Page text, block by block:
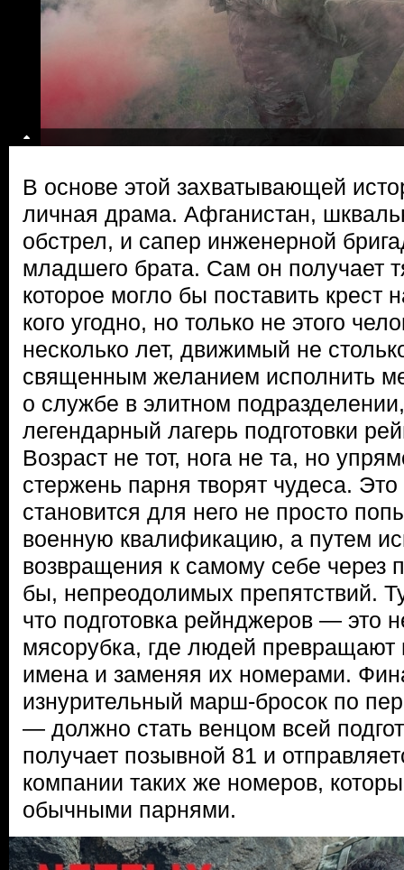
В основе этой захватывающей
личная драма. Афганистан,
обстрел, и сапер инженерной
младшего брата. Сам он получает
которое могло бы поставить крест
кого угодно, но только не этого
несколько лет, движимый не
священным желанием исполнить
о службе в элитном
легендарный лагерь подготовки
Возраст не тот, нога не та, но
стержень парня творят чудеса.
становится для него не просто
военную квалификацию, а путем
возвращения к самому себе через
бы, непреодолимых препятствий.
что подготовка рейнджеров — это
мясорубка, где людей
имена и заменяя их номерами.
изнурительный марш-бросок по
— должно стать венцом всей
получает позывной 81 и
компании таких же номеров,
обычными парнями.